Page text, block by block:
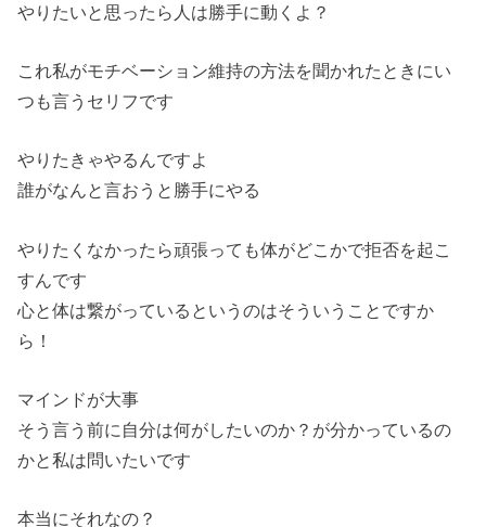
やりたいと思ったら人は勝手に動くよ？
これ私がモチベーション維持の方法を聞かれたときにい
つも言うセリフです
やりたきゃやるんですよ
誰がなんと言おうと勝手にやる
やりたくなかったら頑張っても体がどこかで拒否を起こ
すんです
心と体は繋がっているというのはそういうことですか
ら！
マインドが大事
そう言う前に自分は何がしたいのか？が分かっているの
かと私は問いたいです
本当にそれなの？